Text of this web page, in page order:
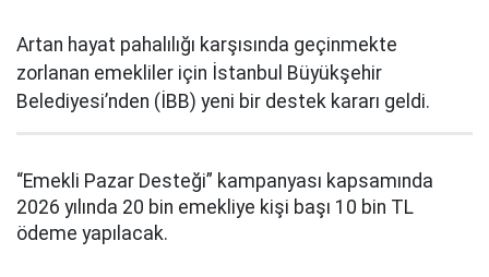
Artan hayat pahalılığı karşısında geçinmekte
zorlanan emekliler için İstanbul Büyükşehir
Belediyesi’nden (İBB) yeni bir destek kararı geldi.
“Emekli Pazar Desteği” kampanyası kapsamında
2026 yılında 20 bin emekliye kişi başı 10 bin TL
ödeme yapılacak.